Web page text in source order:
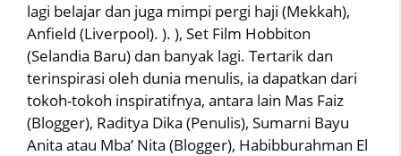
lagi belajar dan juga mimpi pergi haji (Mekkah),
Anfield (Liverpool). ). ), Set Film Hobbiton
(Selandia Baru) dan banyak lagi. Tertarik dan
terinspirasi oleh dunia menulis, ia dapatkan dari
tokoh-tokoh inspiratifnya, antara lain Mas Faiz
(Blogger), Raditya Dika (Penulis), Sumarni Bayu
Anita atau Mba’ Nita (Blogger), Habibburahman El